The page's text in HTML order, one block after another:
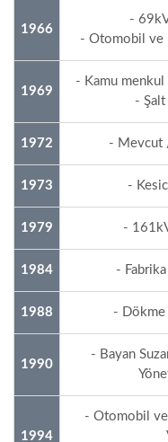
1966
-
- Otomobil ve
1969
- Kamu menkul
-
1972 - Mevcut
1973 -
1979 -
1984 -
1988 - Dökme
1990
- Bayan
1994
- Otomobil